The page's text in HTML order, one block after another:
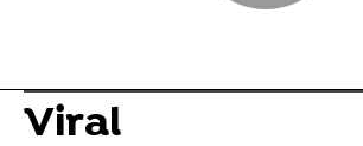
Viral